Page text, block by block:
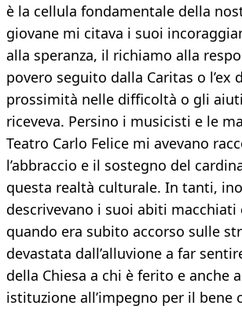
è la cellula fondamentale della
giovane mi citava i suoi
alla speranza, il richiamo alla
povero seguito dalla Caritas o l’ex
prossimità nelle difficoltà o gli
riceveva. Persino i musicisti e le
Teatro Carlo Felice mi avevano
l’abbraccio e il sostegno del
questa realtà culturale. In tanti,
descrivevano i suoi abiti macchiati
quando era subito accorso sulle
devastata dall’alluvione a far
della Chiesa a chi è ferito e anche
istituzione all’impegno per il bene